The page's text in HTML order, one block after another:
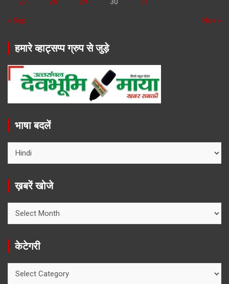
« Sep Nov »
हमारे व्हाट्सप्प ग्रुप से जुड़े
भाषा बदलें
ख़बरें खोजे
खोजे
केटेगरी